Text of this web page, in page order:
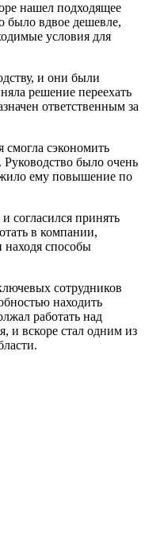
нашел подходящее
вдвое дешевле,
условия для
и они были
решение переехать
ответственным за
сэкономить
было очень
ему повышение по
согласился принять
в компании,
находя способы
сотрудников
находить
работать над
и вскоре стал одним из